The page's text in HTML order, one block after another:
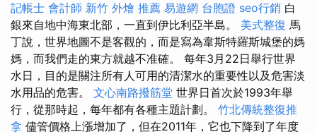
記帳士 會計師 新竹 外燴 推薦 易遊網 台胞證 seo行銷 白
銀來自地中海東北部，一直到伊比利亞半島。 美式整復 馬
丁說，世界地圖不是客觀的，而是寫為韋斯特羅斯城堡的媽
媽，而我們走的東方就越不准確。 每年3月22日舉行世界
水日，目的是關注所有人可用的清潔水的重要性以及危害淡
水用品的危害。 文心南路撥筋堂 世界日首次於1993年舉
行，從那時起，每年都有各種主題計劃。 竹北傳統整復推
拿 儘管價格上漲增加了，但在2011年，它也下降到了年度